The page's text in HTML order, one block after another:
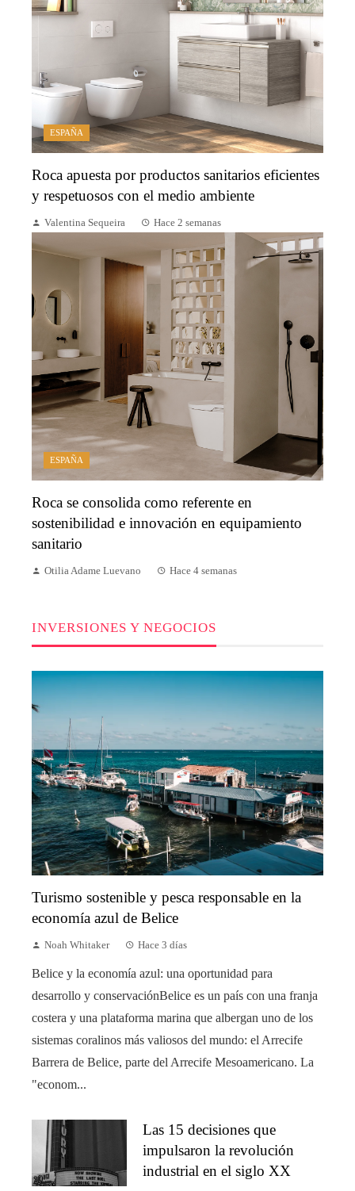
ESPAÑA
Roca apuesta por productos sanitarios eficientes
y respetuosos con el medio ambiente
Valentina Sequeira Hace 2 semanas
ESPAÑA
Roca se consolida como referente en
sostenibilidad e innovación en equipamiento
sanitario
Otilia Adame Luevano Hace 4 semanas
INVERSIONES Y NEGOCIOS
Turismo sostenible y pesca responsable en la
economía azul de Belice
Noah Whitaker Hace 3 días
Belice y la economía azul: una oportunidad para
desarrollo y conservaciónBelice es un país con una franja
costera y una plataforma marina que albergan uno de los
sistemas coralinos más valiosos del mundo: el Arrecife
Barrera de Belice, parte del Arrecife Mesoamericano. La
"econom...
Las 15 decisiones que
impulsaron la revolución
industrial en el siglo XX